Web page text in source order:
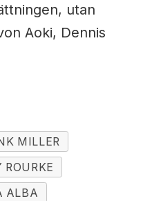
utan
Aoki, Dennis
MILLER
ROURKE
ALBA